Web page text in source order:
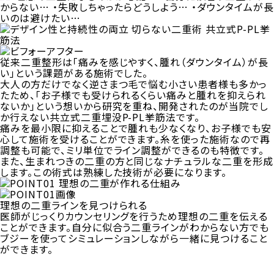
従来二重整形は「痛みを感じやすく、腫れ（ダウンタイム）が長
い」という課題がある施術でした。
大人の方だけでなく逆さまつ毛で悩む小さい患者様も多かっ
たため、「お子様でも受けられるくらい痛みと腫れを抑えられ
ないか」という想いから研究を重ね、開発されたのが当院でし
か行えない共立式二重埋没P-PL挙筋法です。
痛みを最小限に抑えることで腫れも少なくなり、お子様でも安
心して施術を受けることができます。糸を使った施術なので再
調整も可能で、ミリ単位でライン調整ができるのも特徴です。
また、生まれつきの二重の方と同じなナチュラルな二重を形成
します。この術式は熟練した技術が必要になります。
理想の二重ラインを見つけられる
医師がじっくりカウンセリングを行うため理想の二重を伝える
ことができます。自分に似合う二重ラインがわからない方でも
ブジーを使ってシミュレーションしながら一緒に見つけること
ができます。